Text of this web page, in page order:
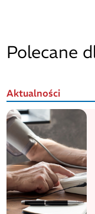
Polecane
Aktualności